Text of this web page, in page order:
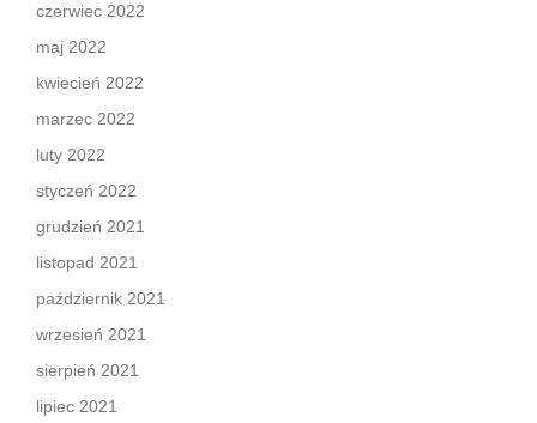
czerwiec 2022
maj 2022
kwiecień 2022
marzec 2022
luty 2022
styczeń 2022
grudzień 2021
listopad 2021
październik 2021
wrzesień 2021
sierpień 2021
lipiec 2021